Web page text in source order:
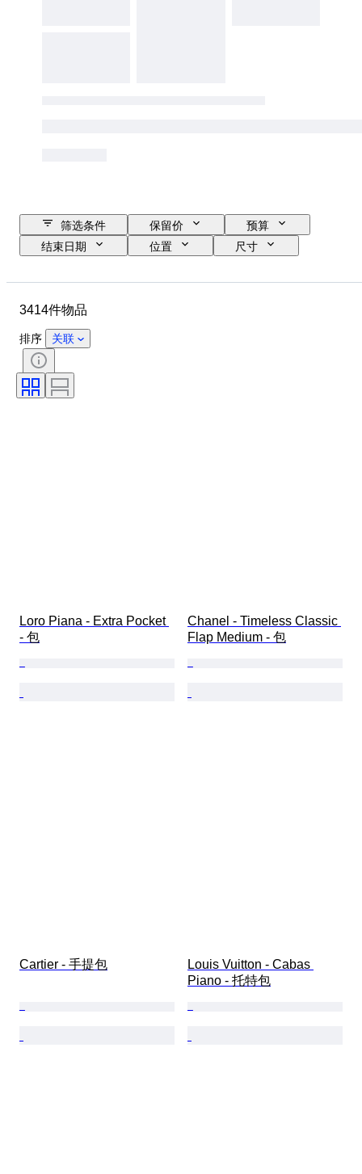
筛选条件 保留价
预算
结束日期
位置
尺寸
状态
带配件
物品尺寸
3414件物品
排序 关联
Loro Piana - Extra Pocket
- 包
Chanel - Timeless Classic
Flap Medium - 包
Cartier - 手提包
Louis Vuitton - Cabas
Piano - 托特包